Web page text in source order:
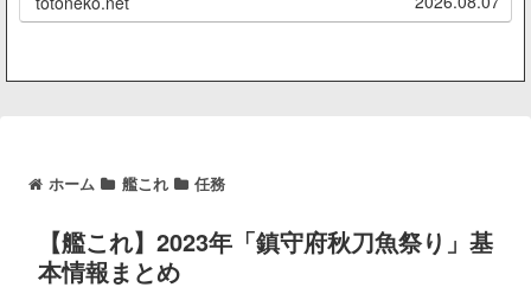
ホーム 艦これ 任務
【艦これ】2023年「鎮守府秋刀魚祭り」基
本情報まとめ